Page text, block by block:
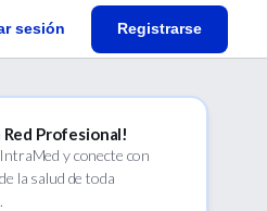
sesión Registrarse
Red Profesional!
y conecte con
la salud de toda